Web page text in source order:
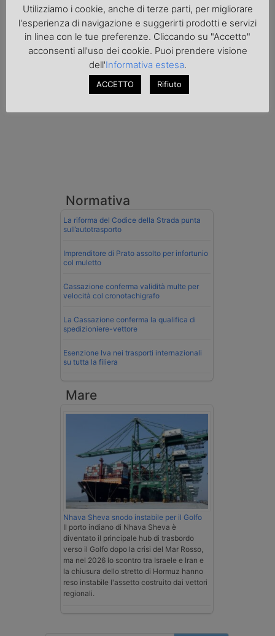
conducente ungherese del mezzo, fermato
al valico di Tarvisio.
Transpotalk
Normativa
La riforma del Codice della Strada punta
sull’autotrasporto
Imprenditore di Prato assolto per infortunio
col muletto
Cassazione conferma validità multe per
velocità col cronotachigrafo
La Cassazione conferma la qualifica di
spedizioniere-vettore
Esenzione Iva nei trasporti internazionali
su tutta la filiera
Mare
Nhava Sheva snodo instabile per il Golfo
Il porto indiano di Nhava Sheva è
diventato il principale hub di trasbordo
verso il Golfo dopo la crisi del Mar Rosso,
ma nel 2026 lo scontro tra Israele e Iran e
la chiusura dello stretto di Hormuz hanno
reso instabile l'assetto costruito dai vettori
regionali.
Utilizziamo i cookie, anche di terze parti, per migliorare
l'esperienza di navigazione e suggerirti prodotti e servizi
in linea con le tue preferenze. Cliccando su "Accetto"
acconsenti all'uso dei cookie. Puoi prendere visione
dell'Informativa estesa.
ACCETTO Rifiuto